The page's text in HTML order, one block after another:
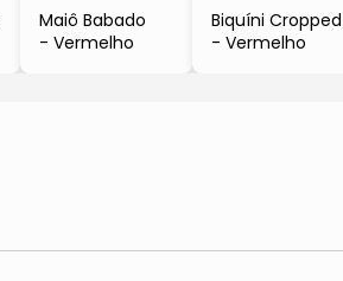
Maiô Babado
- Vermelho
Biquíni Cropped
- Vermelho